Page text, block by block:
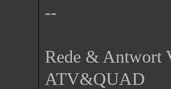
--
Rede & Antwort
ATV&QUAD